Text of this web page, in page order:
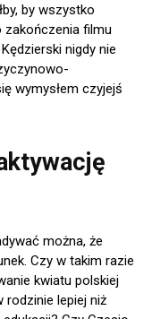
by wszystko
zakończenia filmu
nigdy nie
wymysłem czyjejś
można, że
Czy w takim razie
kwiatu polskiej
rodzinie lepiej niż